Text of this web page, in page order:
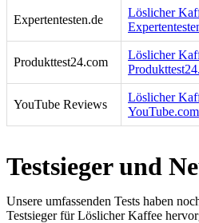
Expertentesten.de
Löslicher
Produkttest24.com
Löslicher
YouTube Reviews
Löslicher
YouTube.com
Testsieger und
Unsere umfassenden Tests haben
Testsieger für Löslicher Kaffee